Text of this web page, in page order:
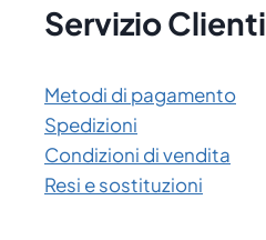
Servizio Clienti
Metodi di pagamento
Spedizioni
Condizioni di vendita
Resi e sostituzioni